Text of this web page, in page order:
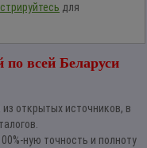
для
по всей Беларуси
открытых источников, в
ную точность и полноту